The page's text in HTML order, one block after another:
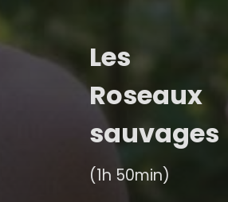
Les
Roseaux
sauvages
(1h 50min)